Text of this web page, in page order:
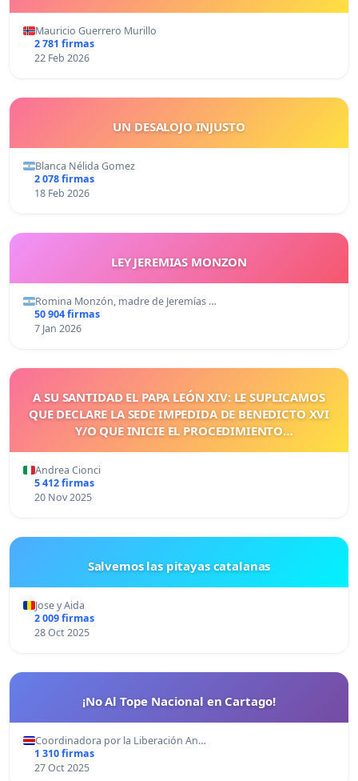
Mauricio Guerrero Murillo
2 781 firmas
22 Feb 2026
UN DESALOJO INJUSTO
Blanca Nélida Gomez
2 078 firmas
18 Feb 2026
LEY JEREMIAS MONZON
Romina Monzón, madre de Jeremías …
50 904 firmas
7 Jan 2026
A SU SANTIDAD EL PAPA LEÓN XIV: LE SUPLICAMOS
QUE DECLARE LA SEDE IMPEDIDA DE BENEDICTO XVI
Y/O QUE INICIE EL PROCEDIMIENTO
Andrea Cionci
5 412 firmas
20 Nov 2025
Salvemos las pitayas catalanas
Jose y Aida
2 009 firmas
28 Oct 2025
¡No Al Tope Nacional en Cartago!
Coordinadora por la Liberación An…
1 310 firmas
27 Oct 2025